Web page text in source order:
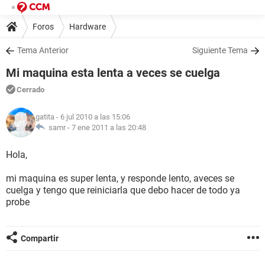
Foros Hardware
Tema Anterior Siguiente Tema
Mi maquina esta lenta a veces se cuelga
Cerrado
gatita - 6 jul 2010 a las 15:06
samr - 7 ene 2011 a las 20:48
Hola,
mi maquina es super lenta, y responde lento, aveces se
cuelga y tengo que reiniciarla que debo hacer de todo ya
probe
Compartir